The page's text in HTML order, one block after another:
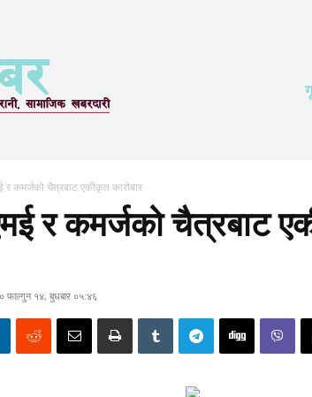
कमर्जको चैत्रबाट एकीकृत कारोबार
र कमर्जको चैत्रबाट
फाल्गुन १४, बुधबार ०५:४६